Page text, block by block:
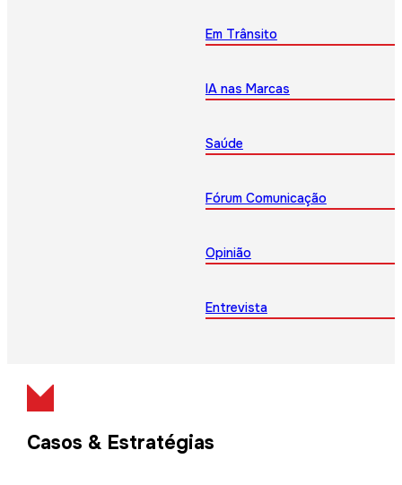
Em Trânsito
IA nas Marcas
Saúde
Fórum Comunicação
Opinião
Entrevista
Casos & Estratégias